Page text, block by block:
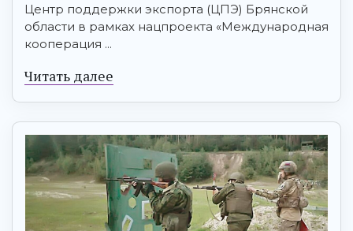
Центр поддержки экспорта (ЦПЭ) Брянской
области в рамках нацпроекта «Международная
кооперация ...
Читать далее